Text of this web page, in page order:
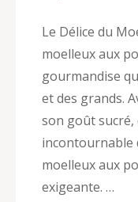
Le Délice du
moelleux aux
gourmandise
et des grands.
son goût
incontournable
moelleux aux
exigeante. …